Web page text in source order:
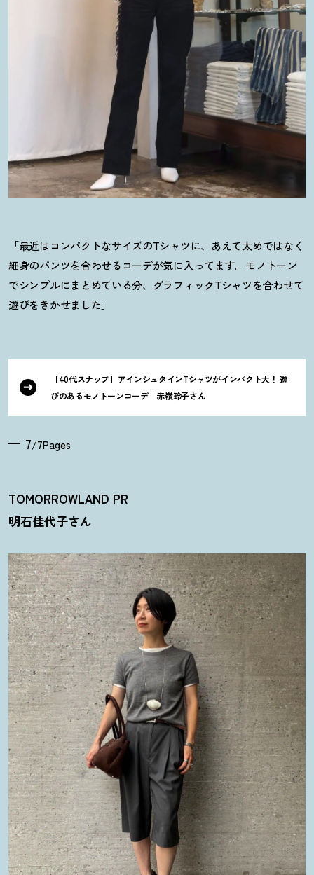
「最近はコンパクトなサイズのTシャツに、あえて太めではなく
細身のパンツを合わせるコーデが気に入ってます。モノトーン
でシンプルにまとめている分、グラフィックTシャツを合わせて
遊びをきかせました」
【40代スナップ】アインシュタインTシャツがインパクト大 ！ 遊
びのあるモノトーンコーデ｜赤嶺玲子さん
7/7Pages
TOMORROWLAND PR
明石佳代子さん